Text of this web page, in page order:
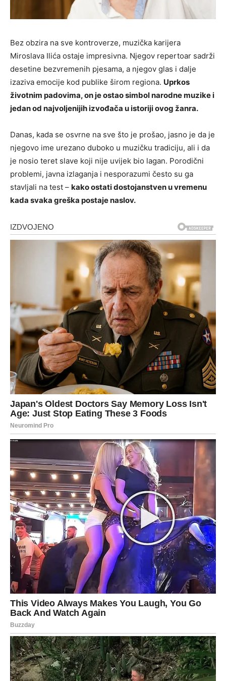
Bez obzira na sve kontroverze, muzička karijera
Miroslava Ilića ostaje impresivna. Njegov repertoar sadrži
desetine bezvremenih pjesama, a njegov glas i dalje
izaziva emocije kod publike širom regiona. Uprkos
životnim padovima, on je ostao simbol narodne muzike i
jedan od najvoljenijih izvođača u istoriji ovog žanra.
Danas, kada se osvrne na sve što je prošao, jasno je da je
njegovo ime urezano duboko u muzičku tradiciju, ali i da
je nosio teret slave koji nije uvijek bio lagan. Porodični
problemi, javna izlaganja i nesporazumi često su ga
stavljali na test – kako ostati dostojanstven u vremenu
kada svaka greška postaje naslov.